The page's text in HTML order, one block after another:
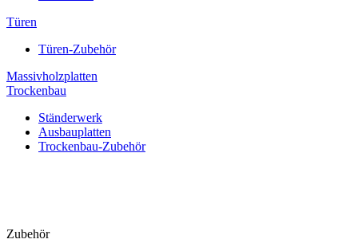
Türen
Türen-Zubehör
Massivholzplatten
Trockenbau
Ständerwerk
Ausbauplatten
Trockenbau-Zubehör
Zubehör